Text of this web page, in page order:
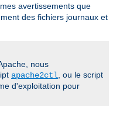
avertissements que
des fichiers journaux et
nous
apache2ctl , ou le script
d'exploitation pour